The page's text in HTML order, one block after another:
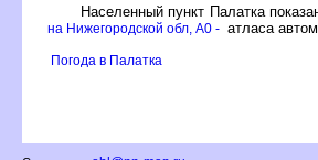
Населенный пункт Палатка
на Нижегородской обл, A0 - атласа
Погода в Палатка